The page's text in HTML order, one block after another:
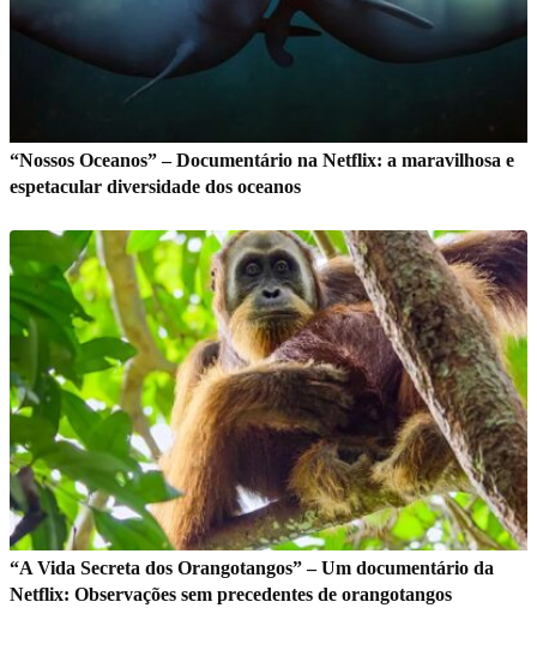
“Nossos Oceanos” – Documentário na Netflix: a maravilhosa e
espetacular diversidade dos oceanos
“A Vida Secreta dos Orangotangos” – Um documentário da
Netflix: Observações sem precedentes de orangotangos